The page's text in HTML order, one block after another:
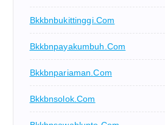
Bkkbnbukittinggi.com
Bkkbnpayakumbuh.com
Bkkbnpariaman.com
Bkkbnsolok.com